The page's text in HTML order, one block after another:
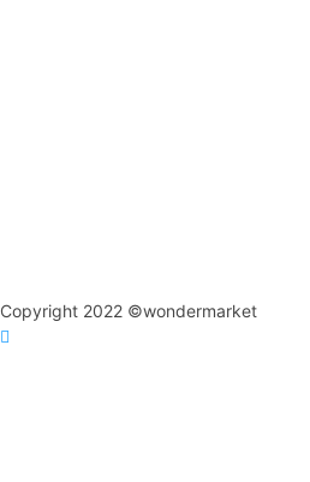
Copyright 2022 ©wondermarket